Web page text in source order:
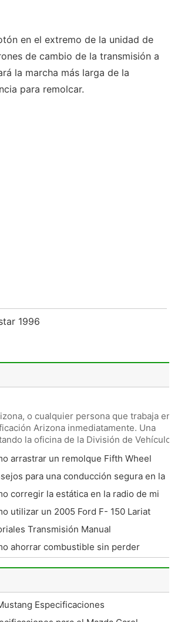
en el extremo de la unidad de
de cambio de la transmisión a
la marcha más larga de la
para remolcar.
1996
o cualquier persona que trabaja en
Arizona inmediatamente. Una
la oficina de la División de Vehículos
arrastrar un remolque Fifth Wheel
para una conducción segura en la
corregir la estática en la radio de mi
utilizar un 2005 Ford F- 150 Lariat
Transmisión Manual
ahorrar combustible sin perder
Especificaciones